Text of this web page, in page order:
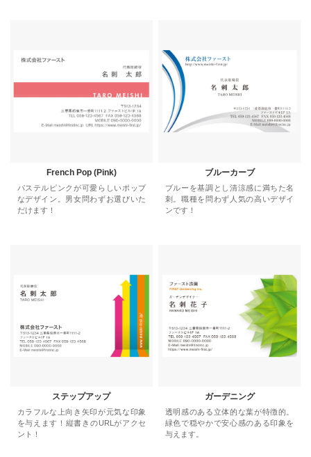
French Pop (Pink)
パステルピンクが可愛らしいポップ
なデザイン。男女問わずお選びいた
だけます！
ブルーカーブ
ブルーを基調とし清涼感に満ちた名
刺。職種を問わず人気の高いデザイ
ンです！
ステップアップ
カラフルな上向き矢印が元気な印象
を与えます！縦書きのURLがアクセ
ント！
ガーデニング
透明感のある立体的な葉が特徴的。
緑色で穏やかで安心感のある印象を
与えます。